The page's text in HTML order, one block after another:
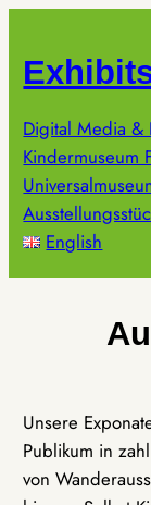
springen
Digital Media &
Kindermuseum
English
Unsere
Publikum in
von